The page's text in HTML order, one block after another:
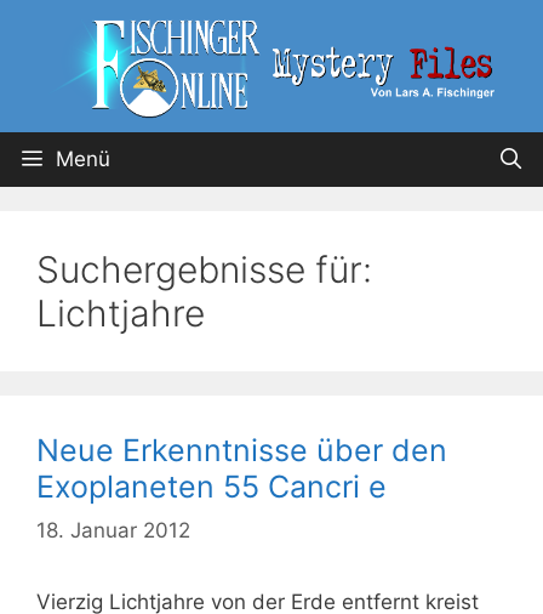
Menü
Suchergebnisse für:
Lichtjahre
Neue Erkenntnisse über den
Exoplaneten 55 Cancri e
18. Januar 2012
Vierzig Lichtjahre von der Erde entfernt kreist